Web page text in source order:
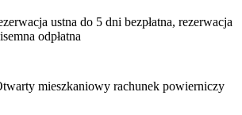
ustna do 5 dni bezpłatna, rezerwacja
odpłatna
mieszkaniowy rachunek powierniczy